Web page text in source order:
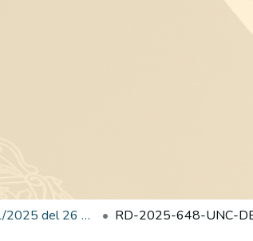
Edición 001/2025 del 26 de mayo de 2025